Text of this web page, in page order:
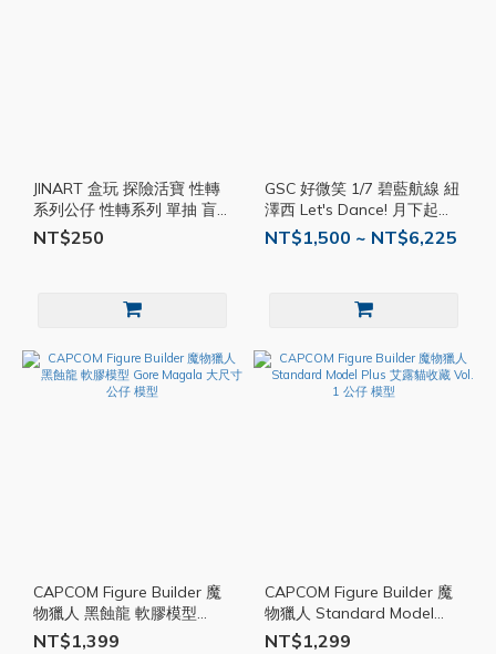
JINART 盒玩 探險活寶 性轉
系列公仔 性轉系列 單抽 盲
盒 盒玩 盲抽 公仔 扭蛋
NT$250
GSC 好微笑 1/7 碧藍航線 紐
澤西 Let's Dance! 月下起舞
Ver. 比例 公仔 模型 完成品
NT$1,500 ~ NT$6,225
CAPCOM Figure Builder 魔
物獵人 黑蝕龍 軟膠模型
Gore Magala 大尺寸 公仔
NT$1,399
CAPCOM Figure Builder 魔
物獵人 Standard Model
Plus 艾露貓收藏 Vol. 1 公仔
NT$1,299